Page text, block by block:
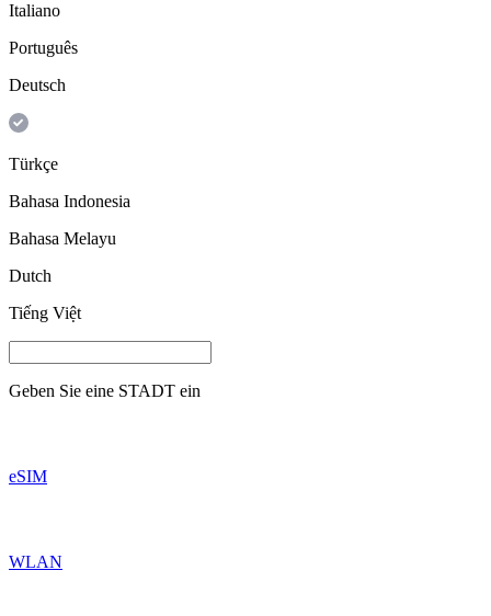
Italiano
Português
Deutsch
Türkçe
Bahasa Indonesia
Bahasa Melayu
Dutch
Tiếng Việt
Geben Sie eine STADT ein
eSIM
WLAN